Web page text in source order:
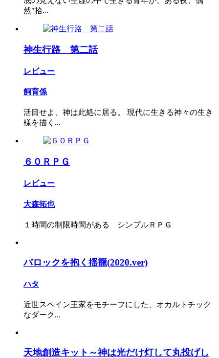
然"拾...
神生行路 第二話
レビュー
飼育係
活目せよ、神は此処に居る。 現代に生きる神々の生き
様を描く...
６０ＲＰＧ
レビュー
大森拓也
１時間の制限時間がある シンプルＲＰＧ
バロックを抱く揺籠(2020.ver)
ハタ
近世スペイン王家をモチーフにした、オカルトチック
なダーク...
天地創造キット～神は光だけ灯して丸投げし